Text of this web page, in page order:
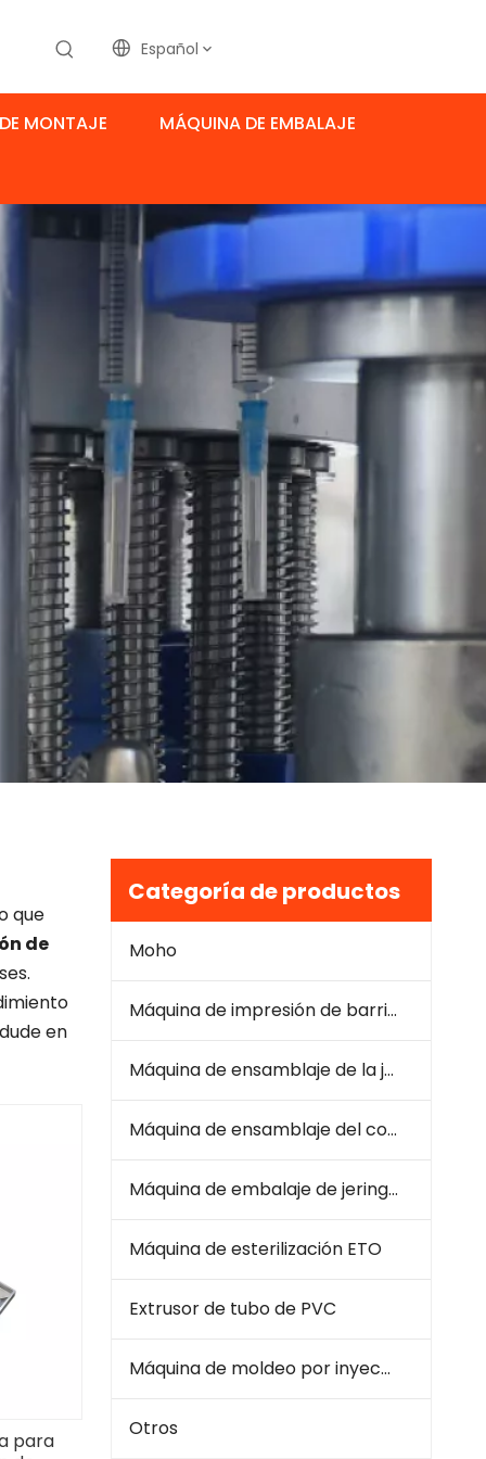
Español
MONTAJE MÁQUINA DE EMBALAJE
que
de
en
para
Categoría de productos
Moho
Máquina de impresión de barril de jeringa
Máquina de ensamblaje de la jeringa
Máquina de ensamblaje del conjunto de infusión
Máquina de embalaje de jeringa e infusión
Máquina de esterilización ETO
Extrusor de tubo de PVC
Máquina de moldeo por inyección de plástico
Otros